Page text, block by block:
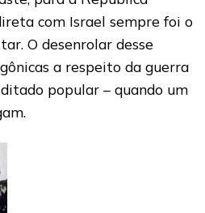
com Israel sempre foi o
O desenrolar desse
a respeito da guerra
popular – quando um